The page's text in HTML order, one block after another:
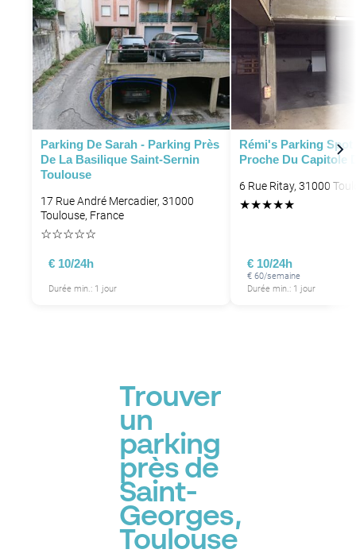
Parking De Sarah - Parking Près
De La Basilique Saint-Sernin
Toulouse
17 Rue André Mercadier, 31000
Toulouse, France
☆☆☆☆☆
€ 10/24h
Durée min.: 1 jour
Rémi's Parking Spot
Proche Du Capitole
6 Rue Ritay, 31000
★★★★★
€ 10/24h
€ 60/semaine
Durée min.: 1 jour
Trouver
un
parking
près de
Saint-
Georges,
Toulouse